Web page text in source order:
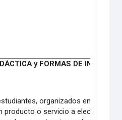
y FORMAS DE
organizados en
producto o servicio a elección,